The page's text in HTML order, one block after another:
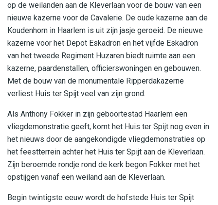
op de weilanden aan de Kleverlaan voor de bouw van een
nieuwe kazerne voor de Cavalerie. De oude kazerne aan de
Koudenhorn in Haarlem is uit zijn jasje geroeid. De nieuwe
kazerne voor het Depot Eskadron en het vijfde Eskadron
van het tweede Regiment Huzaren biedt ruimte aan een
kazerne, paardenstallen, officierswoningen en gebouwen.
Met de bouw van de monumentale Ripperdakazerne
verliest Huis ter Spijt veel van zijn grond.
Als Anthony Fokker in zijn geboortestad Haarlem een
vliegdemonstratie geeft, komt het Huis ter Spijt nog even in
het nieuws door de aangekondigde vliegdemonstraties op
het feestterrein achter het Huis ter Spijt aan de Kleverlaan.
Zijn beroemde rondje rond de kerk begon Fokker met het
opstijgen vanaf een weiland aan de Kleverlaan.
Begin twintigste eeuw wordt de hofstede Huis ter Spijt